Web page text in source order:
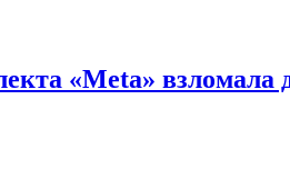
«Meta»